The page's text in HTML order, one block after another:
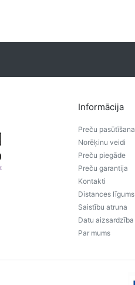
Informācija
Preču pasūtīšana
Norēķinu veidi
Preču piegāde
Preču garantija
Kontakti
Distances līgums
Saistību atruna
Datu aizsardzība
Par mums